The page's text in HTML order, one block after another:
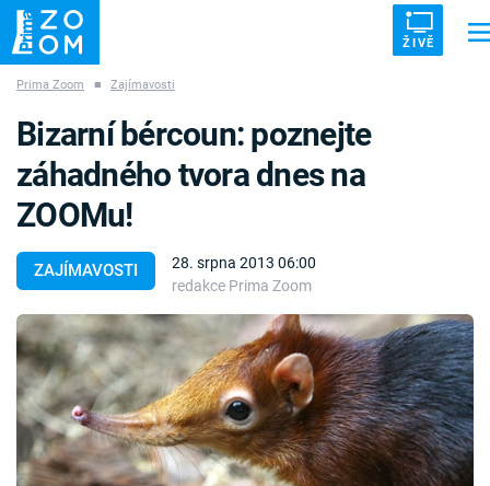
ŽIVĚ
VETŘELCI DÁVNOVĚKU
Témata
Témata
Pořady
TV Program
Prima Zoom ■ Zajímavosti
ZAJÍMAVOSTI
28. srpna 2013 06:00
redakce Prima Zoom
Bizarní bércoun: poznejte
záhadného tvora dnes na
ZOOMu!